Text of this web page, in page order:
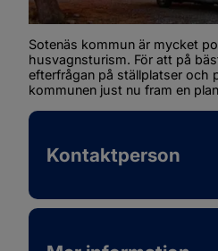
Sotenäs kommun är mycket
husvagnsturism. För att på
efterfrågan på ställplatser och
kommunen just nu fram en
Kontaktperson